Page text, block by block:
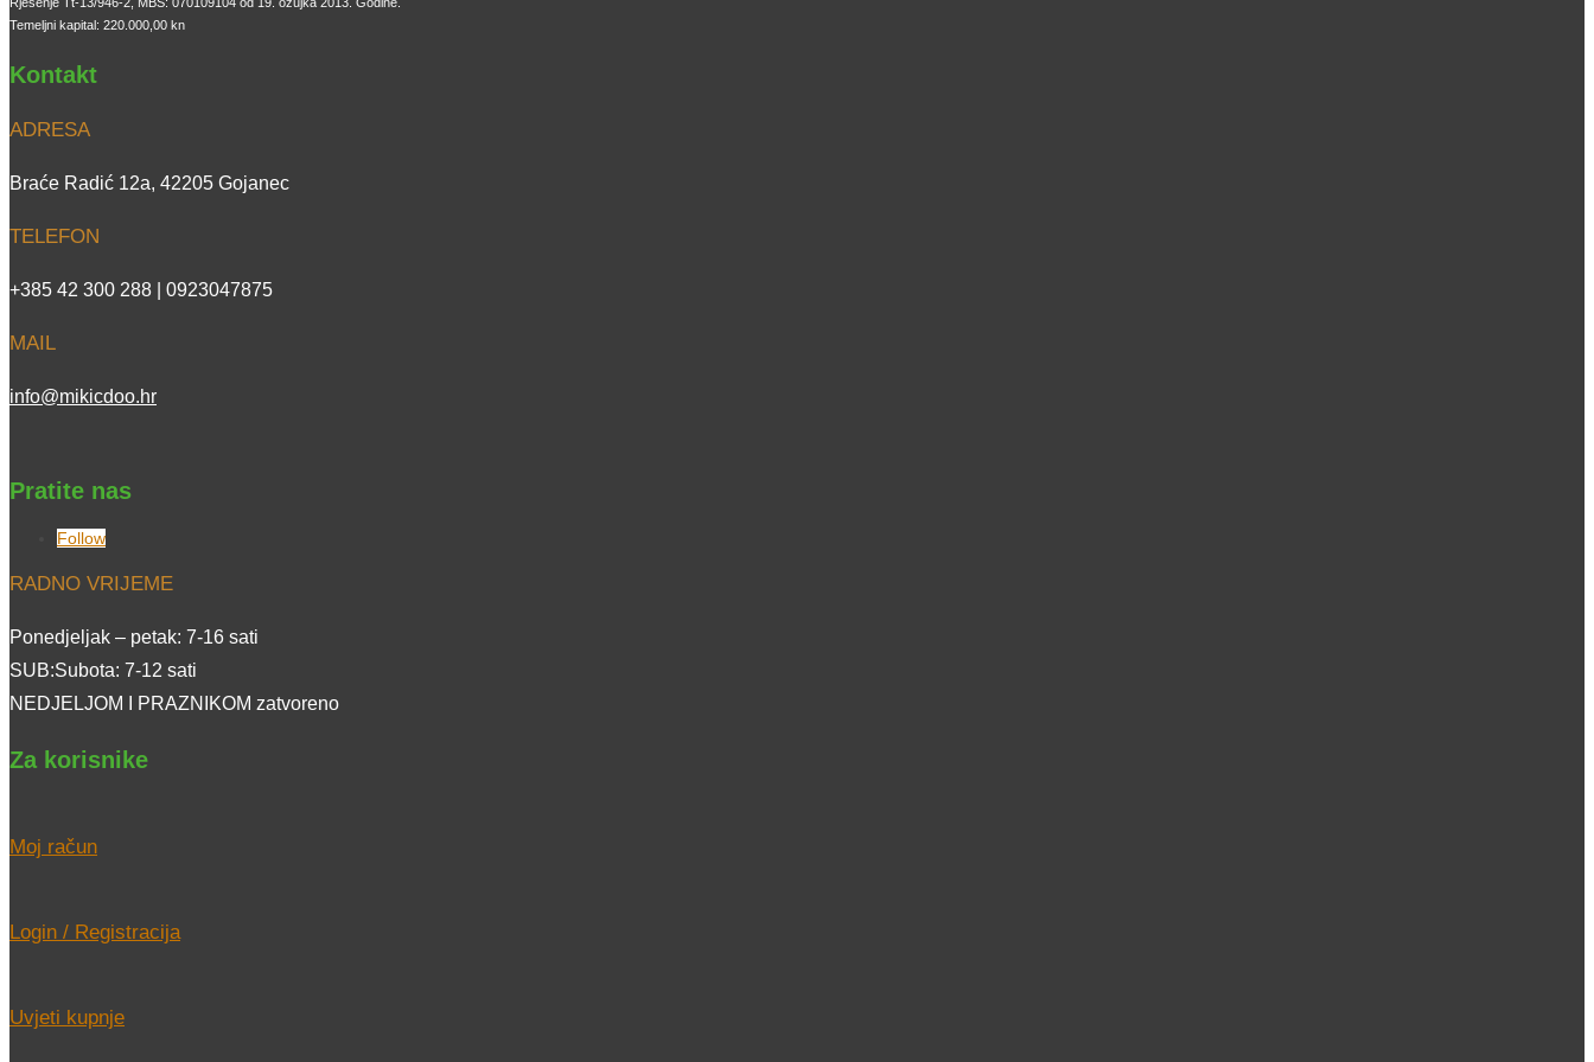
Temeljni kapital: 220.000,00 kn
Kontakt
ADRESA
Braće Radić 12a, 42205 Gojanec
TELEFON
+385 42 300 288 | 0923047875
MAIL
info@mikicdoo.hr
Pratite nas
Follow
RADNO VRIJEME
Ponedjeljak – petak: 7-16 sati
SUB:Subota: 7-12 sati
NEDJELJOM I PRAZNIKOM zatvoreno
Za korisnike
Moj račun
Login / Registracija
Uvjeti kupnje